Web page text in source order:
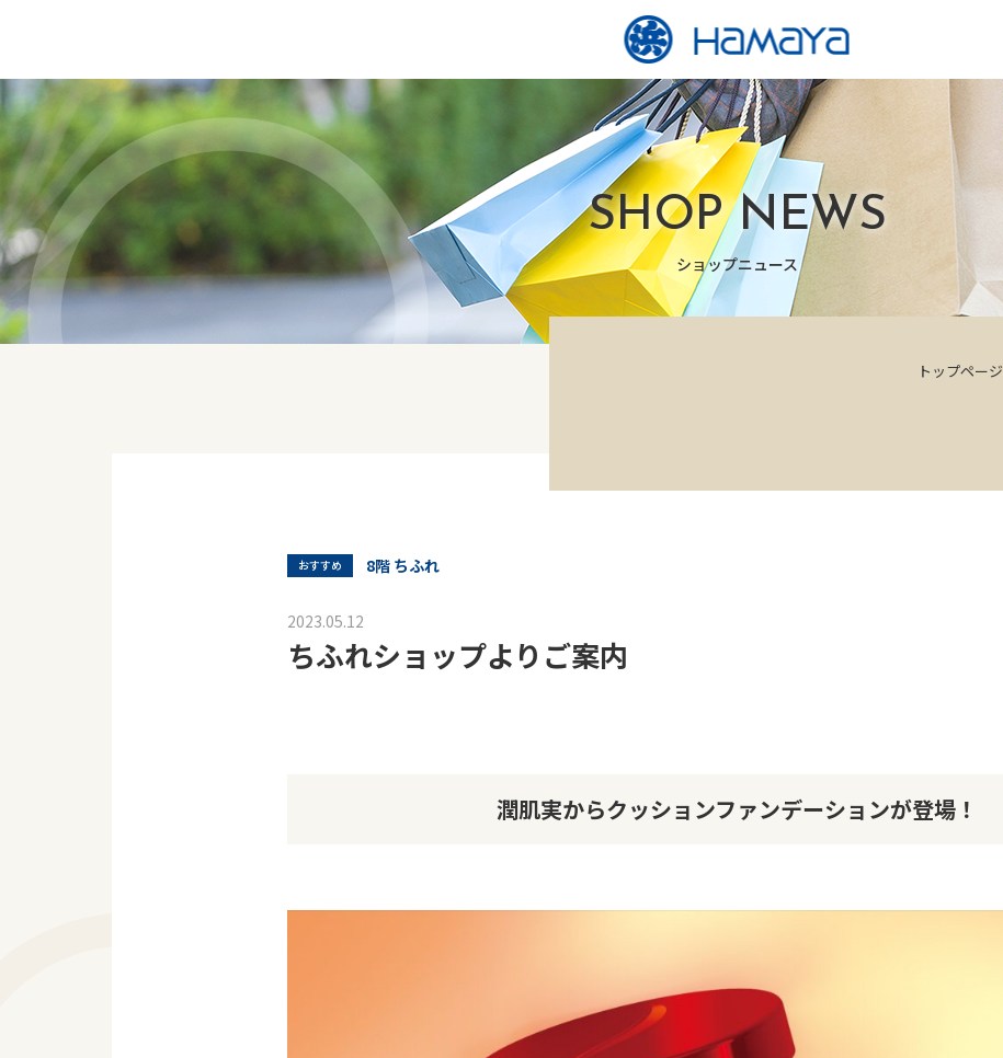
SHOP NEWS
ショップニュース
トップページ
おすすめ 8階 ちふれ
2023.05.12
ちふれショップよりご案内
潤肌実からクッションファンデーションが登場！